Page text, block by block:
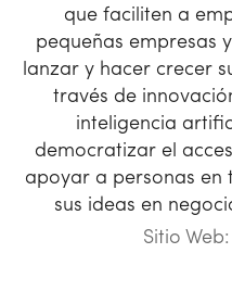
que faciliten a
pequeñas empresas
lanzar y hacer crecer
través de
inteligencia
democratizar el
apoyar a personas en
sus ideas en
Sitio Web: